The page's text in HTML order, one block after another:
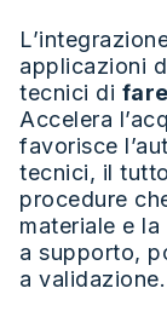
applicazioni
tecnici di
Accelera
favorisce
tecnici, il
procedure
materiale e
a supporto,
a validazione.